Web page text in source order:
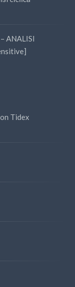
ANALISI
Tidex